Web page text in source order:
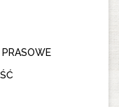
PRASOWE